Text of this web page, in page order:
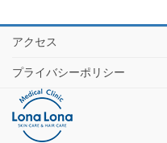
アクセス
プライバシーポリシー